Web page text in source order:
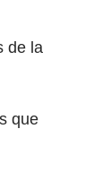
de la
que